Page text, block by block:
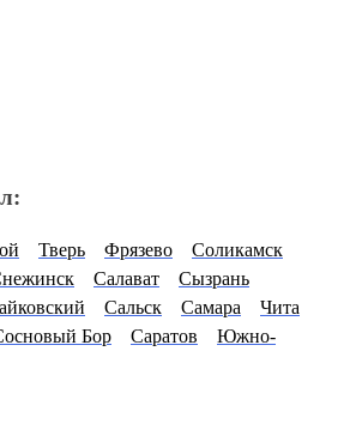
Тверь Фрязево
Соликамск
Салават
Сызрань
Сальск Самара
Чита
Бор Саратов
Южно-